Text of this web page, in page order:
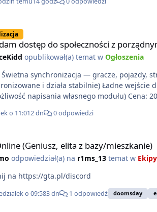
dostęp do społeczności z
opublikował(a) temat w Ogłoszenia
Świetna synchronizacja — gracze, pojazdy,
i działa stabilnie) Ładne wejście
lub
o 11:012 dn 0 odpowiedzi
(Geniusz, elita z bazy/mieszkanie)
odpowiedział(a) na r1ms_13temat w
na https://gta.pl/discord
o 09:583 dn 1 odpowiedź doomsday